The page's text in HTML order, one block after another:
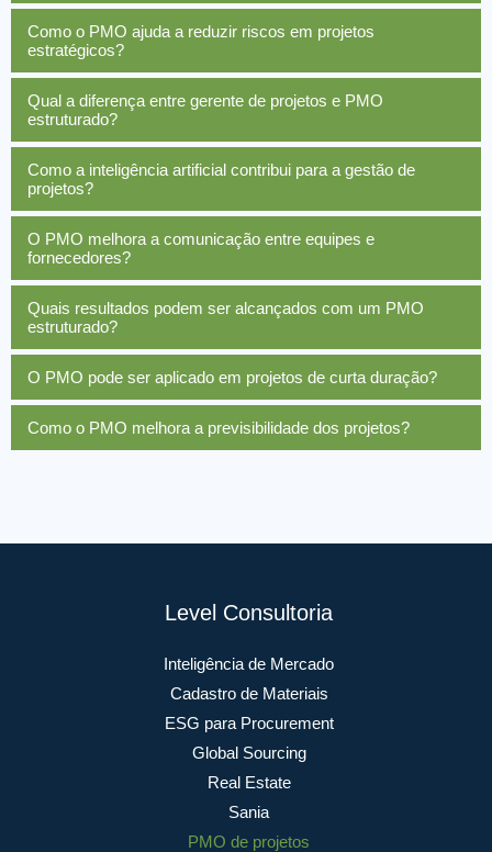
Como o PMO ajuda a reduzir riscos em projetos
estratégicos?
Qual a diferença entre gerente de projetos e PMO
estruturado?
Como a inteligência artificial contribui para a gestão de
projetos?
O PMO melhora a comunicação entre equipes e
fornecedores?
Quais resultados podem ser alcançados com um PMO
estruturado?
O PMO pode ser aplicado em projetos de curta duração?
Como o PMO melhora a previsibilidade dos projetos?
Level Consultoria
Inteligência de Mercado
Cadastro de Materiais
ESG para Procurement
Global Sourcing
Real Estate
Sania
PMO de projetos